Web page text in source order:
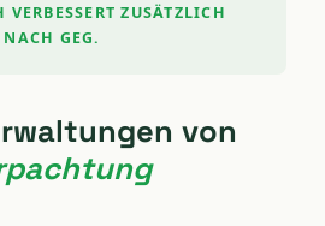
VERBESSERT ZUSÄTZLICH
GEG.
von